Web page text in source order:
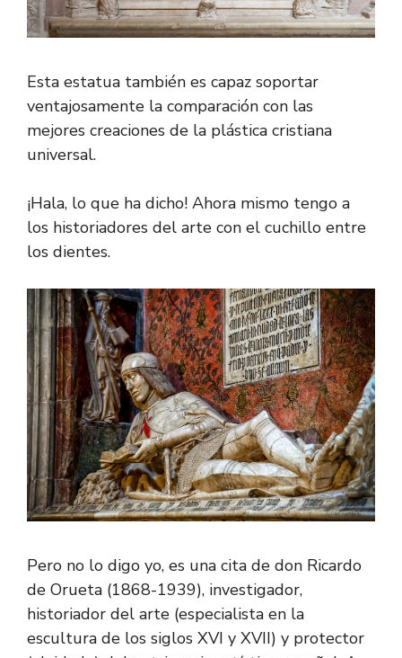
Esta estatua también es capaz soportar
ventajosamente la comparación con las
mejores creaciones de la plástica cristiana
universal.
¡Hala, lo que ha dicho! Ahora mismo tengo a
los historiadores del arte con el cuchillo entre
los dientes.
Pero no lo digo yo, es una cita de don Ricardo
de Orueta (1868-1939), investigador,
historiador del arte (especialista en la
escultura de los siglos XVI y XVII) y protector